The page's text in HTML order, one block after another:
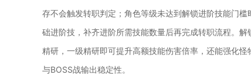
存不会触发转职判定；角色等级未达到解锁进阶技能门
础进阶技，补齐进阶所需技能数量后再完成转职流程。
精研，一级精研即可提升高额技能伤害倍率，还能强化
与BOSS战输出稳定性。